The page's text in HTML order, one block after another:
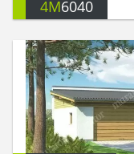
4M6040